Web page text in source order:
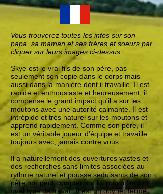
Vous trouverez toutes les infos sur son
papa, sa maman et ses frères et soeurs par
cliquer sur leurs images ci-dessus.
Skye est le vrai fils de son père, pas
seulement son copie dans le corps mais
aussi dans la manière dont il travaille. Il est
rapide et enthousiaste et heureusement, il
compense le grand impact qu'il a sur les
moutons avec une autorité calmante. Il est
intrépide et très naturel sur les moutons et
apprend rapidement. Comme son père, il
est un véritable joueur d'équipe et travaille
toujours avec, jamais contre vous.
Il a naturellement des ouvertures vastes et
des recherches sans limites associées au
rythme naturel et pousse seduisants de son
père; on peut compter sur lui pour n'import
quel type de travail. Il est un ouvrier ferme